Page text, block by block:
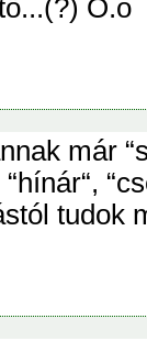
O.o
már
tudok